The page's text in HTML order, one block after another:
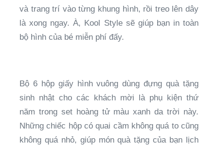
và trang trí vào từng khung hình, rồi treo lên dây
là xong ngay. À, Kool Style sẽ giúp bạn in toàn
bộ hình của bé miễn phí đấy.
Bộ 6 hộp giấy hình vuông dùng đựng quà tặng
sinh nhật cho các khách mời là phụ kiện thứ
năm trong set hoàng tử màu xanh da trời này.
Những chiếc hộp có quai cầm không quá to cũng
không quá nhỏ, giúp món quà tặng của bạn lịch